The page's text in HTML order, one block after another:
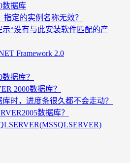
数据库
定的实例名称无效？
示“没有与此安装软件匹配的产
Framework 2.0
据库？
2000数据库？
时，进度条很久都不会走动？
数据库？